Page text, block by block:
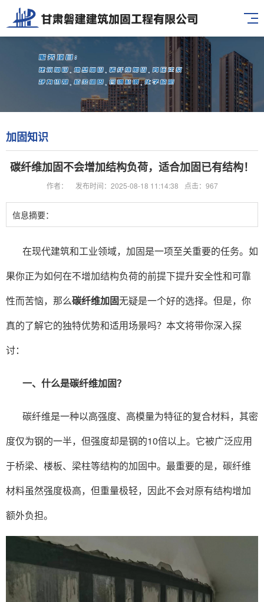
加固知识
碳纤维加固不会增加结构负荷，适合加固已有结构！
作者： 发布时间：2025-08-18 11:14:38 点击：967
信息摘要：
在现代建筑和工业领域，加固是一项至关重要的任务。如
果你正为如何在不增加结构负荷的前提下提升安全性和可靠
性而苦恼，那么碳纤维加固无疑是一个好的选择。但是，你
真的了解它的独特优势和适用场景吗？本文将带你深入探
讨：
一、什么是碳纤维加固？
碳纤维是一种以高强度、高模量为特征的复合材料，其密
度仅为钢的一半，但强度却是钢的10倍以上。它被广泛应用
于桥梁、楼板、梁柱等结构的加固中。最重要的是，碳纤维
材料虽然强度极高，但重量极轻，因此不会对原有结构增加
额外负担。